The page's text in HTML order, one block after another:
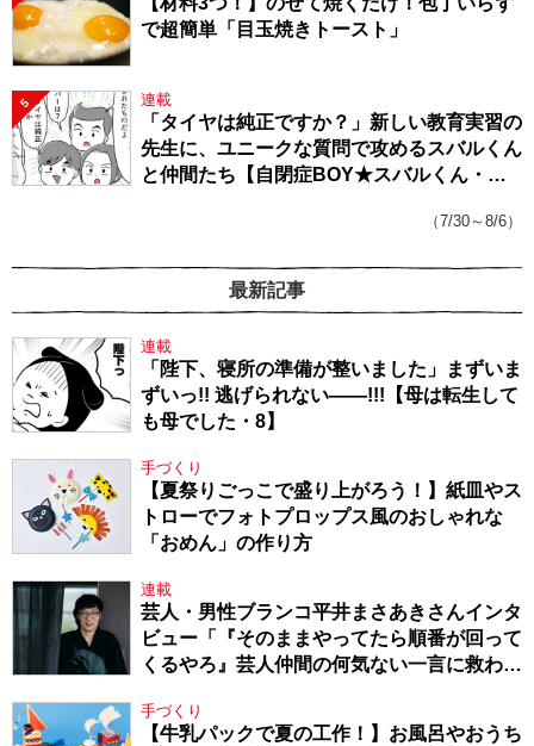
で超簡単「目玉焼きトースト」
5 連載
「タイヤは純正ですか？」新しい教育実習の
先生に、ユニークな質問で攻めるスバルくん
と仲間たち【自閉症BOY★スバルくん・
（7/30～8/6）
最新記事
連載
「陛下、寝所の準備が整いました」まずいま
ずいっ!! 逃げられない――!!!【母は転生して
も母でした・8】
手づくり
【夏祭りごっこで盛り上がろう！】紙皿やス
トローでフォトプロップス風のおしゃれな
「おめん」の作り方
連載
芸人・男性ブランコ平井まさあきさんインタ
ビュー「『そのままやってたら順番が回って
くるやろ』芸人仲間の何気ない一言に救われ
手づくり
【牛乳パックで夏の工作！】お風呂やおうち